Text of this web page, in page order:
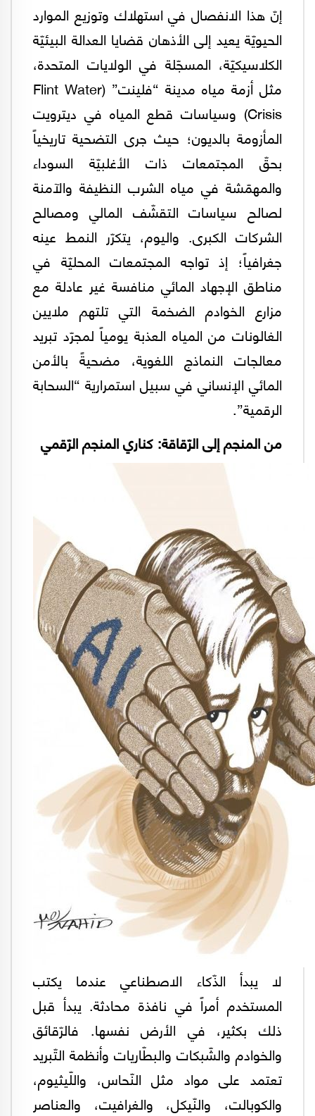
إنّ هذا الانفصال في استهلاك وتوزيع الموارد
الحيويّة يعيد إلى الأذهان قضايا العدالة البيئيّة
الكلاسيكيّة، المسجّلة في الولايات المتحدة،
مثل أزمة مياه مدينة “فلينت” (Flint Water
Crisis) وسياسات قطع المياه في ديترويت
المأزومة بالديون؛ حيث جرى التضحية تاريخياً
بحقّ المجتمعات ذات الأغلبيّة السوداء
والمهمّشة في مياه الشرب النظيفة والآمنة
لصالح سياسات التقشّف المالي ومصالح
الشركات الكبرى. واليوم، يتكرّر النمط عينه
جغرافياً؛ إذ تواجه المجتمعات المحليّة في
مناطق الإجهاد المائي منافسة غير عادلة مع
مزارع الخوادم الضخمة التي تلتهم ملايين
الغالونات من المياه العذبة يومياً لمجرّد تبريد
معالجات النماذج اللغوية، مضحيةً بالأمن
المائي الإنساني في سبيل استمرارية “السحابة
الرقمية”.
من المنجم إلى الرّقاقة: كناري المنجم الرّقمي
لا يبدأ الذّكاء الاصطناعي عندما يكتب
المستخدم أمراً في نافذة محادثة. يبدأ قبل
ذلك بكثير، في الأرض نفسها. فالرّقائق
والخوادم والشّبكات والبطّاريات وأنظمة التّبريد
تعتمد على مواد مثل النّحاس، واللّيثيوم،
والكوبالت، والنّيكل، والغرافيت، والعناصر